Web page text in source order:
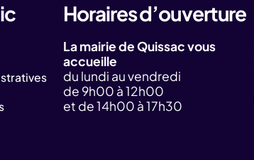
Horaires d’ouverture
La mairie de Quissac vous
accueille
du lundi au vendredi
de 9h00 à 12h00
et de 14h00 à 17h30